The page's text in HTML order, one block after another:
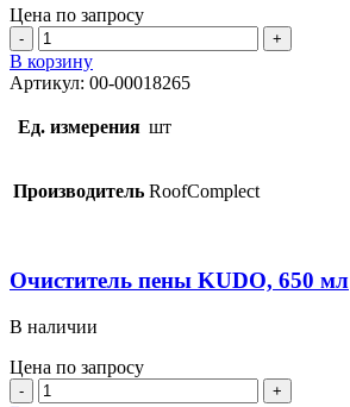
Цена по запросу
Количество
товара
Клей-
пена
ПРОФ
универсальная
1000
В корзину
Артикул: 00-00018265
Ед. измерения шт
Производитель RoofComplect
Очиститель пены KUDO, 650 мл
В наличии
Цена по запросу
Количество